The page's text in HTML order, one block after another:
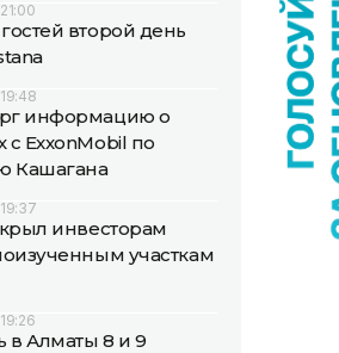
второй день
информацию о
с ExxonMobil по
Кашагана
инвесторам
участкам
в Алматы 8 и 9